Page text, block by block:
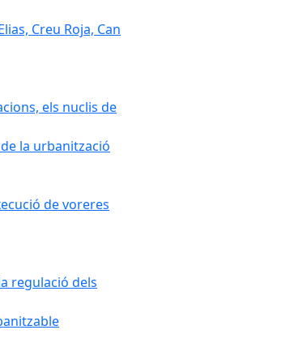
Creu Roja, Can
els nuclis de
la urbanització
de voreres
regulació dels